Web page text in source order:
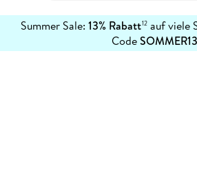
Summer Sale: 13% Rabatt12auf viele
CodeSOMMER13
erfahren